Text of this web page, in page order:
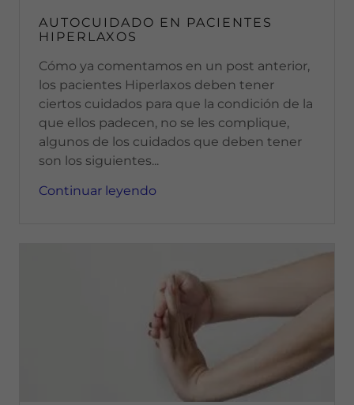
AUTOCUIDADO EN PACIENTES
HIPERLAXOS
Cómo ya comentamos en un post anterior,
los pacientes Hiperlaxos deben tener
ciertos cuidados para que la condición de la
que ellos padecen, no se les complique,
algunos de los cuidados que deben tener
son los siguientes...
Continuar leyendo